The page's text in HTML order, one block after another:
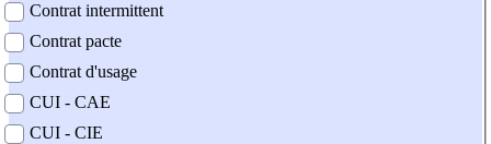
Contrat intermittent
Contrat pacte
Contrat d'usage
CUI - CAE
CUI - CIE